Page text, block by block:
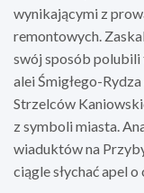
wynikającymi z
remontowych.
swój sposób polubili
alei Śmigłego-
Strzelców
z symboli miasta.
wiaduktów na
ciągle słychać apel